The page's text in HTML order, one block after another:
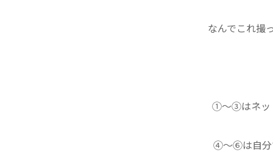
なんでこれ撮
①～③はネッ
④～⑥は自分